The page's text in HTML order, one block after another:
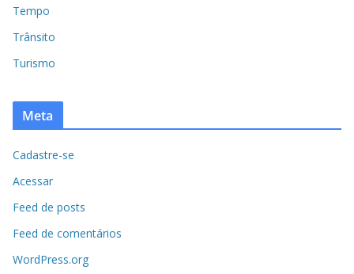
Tempo
Trânsito
Turismo
Meta
Cadastre-se
Acessar
Feed de posts
Feed de comentários
WordPress.org